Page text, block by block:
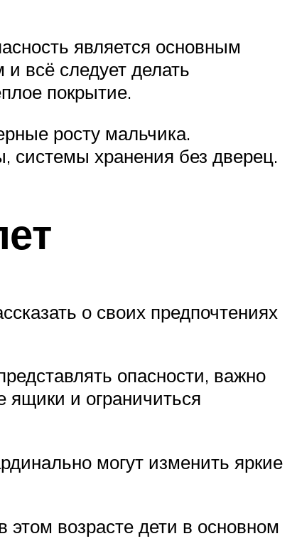
является основным
всё следует делать
покрытие.
росту мальчика.
системы хранения без дверец.
о своих предпочтениях
опасности, важно
ящики и ограничиться
могут изменить яркие
возрасте дети в основном